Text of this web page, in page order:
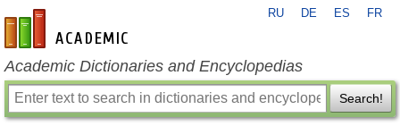
en-academic.com
RU DE ES FR
Academic Dictionaries and Encyclopedias
Search!